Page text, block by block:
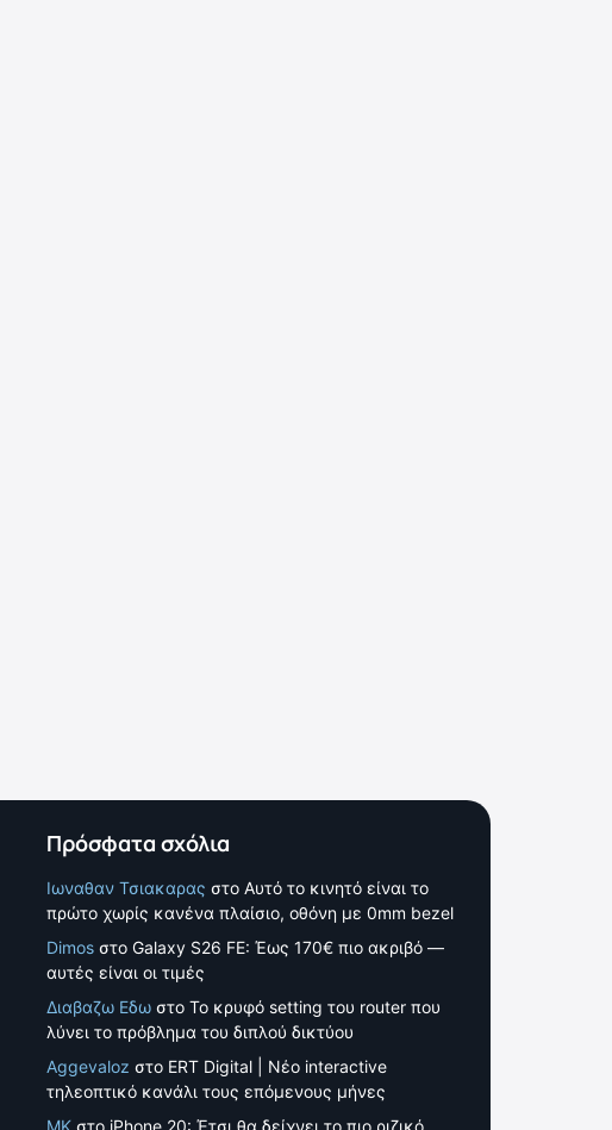
Πρόσφατα σχόλια
Ιωναθαν ΤσιακαραςστοΑυτό το κινητό είναι το
πρώτο χωρίς κανένα πλαίσιο, οθόνη με 0mm bezel
DimosστοGalaxy S26 FE: Έως 170€ πιο ακριβό —
αυτές είναι οι τιμές
Διαβαζω ΕδωστοΤο κρυφό setting του router που
λύνει το πρόβλημα του διπλού δικτύου
Aggevalozστο ERT Digital | Νέο interactive
τηλεοπτικό κανάλι τους επόμενους μήνες